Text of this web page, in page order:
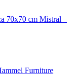
70x70 cm Mistral –
Furniture